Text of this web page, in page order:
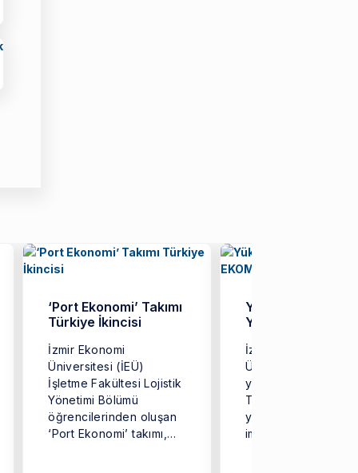
‘Port Ekonomi’ Takımı
Türkiye İkincisi
İzmir Ekonomi
Üniversitesi (İEÜ)
İşletme Fakültesi Lojistik
Yönetimi Bölümü
öğrencilerinden oluşan
‘Port Ekonomi’ takımı,
Yükseköğretimde
Yeni Model:
İzmir Ekonomi
Üniversitesi (İEÜ),
yükseköğretimde
Türkiye’ye örnek
yeni bir dijital
imza atarak